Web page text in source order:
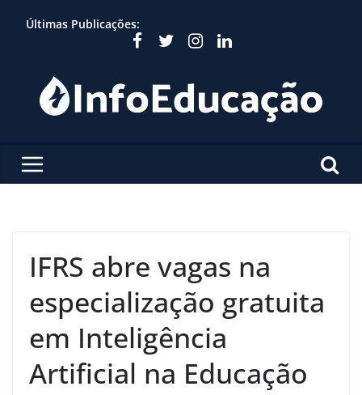
Últimas Publicações:
IFRS abre vagas na
especialização gratuita
em Inteligência
Artificial na Educação